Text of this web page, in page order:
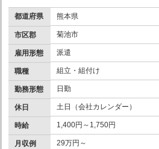
都道府県 熊本県
市区郡 菊池市
雇用形態 派遣
職種 組立・組付け
勤務形態 日勤
休日 土日（会社カレンダー）
時給 1,400円～1,750円
月収例 29万円～